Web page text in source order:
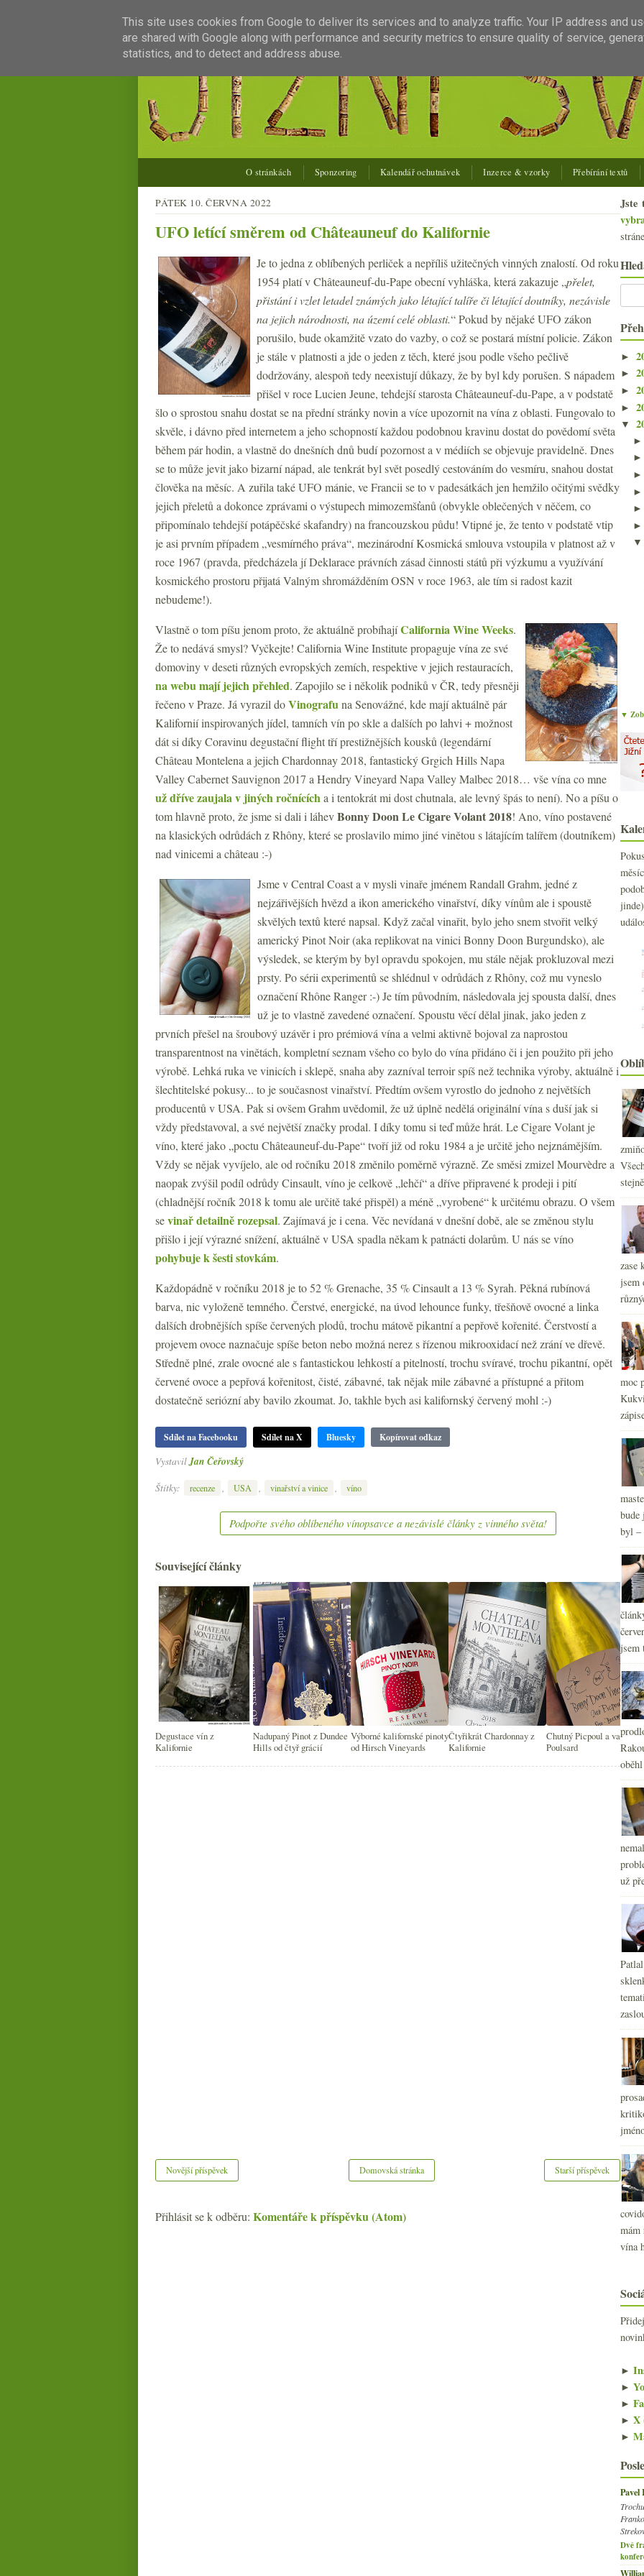
O stránkách Sponzoring Kalendář ochutnávek Inzerce & vzorky Přebírání textů
PÁTEK 10. ČERVNA 2022
UFO letící směrem od Châteauneuf do Kalifornie
Je to jedna z oblíbených perliček a nepříliš užitečných vinných znalostí. Od roku
1954 platí v Châteauneuf-du-Pape obecní vyhláška, která zakazuje „přelet,
přistání i vzlet letadel známých jako létající talíře či létající doutníky, nezávisle
na jejich národnosti, na území celé oblasti.“ Pokud by nějaké UFO zákon
porušilo, bude okamžitě vzato do vazby, o což se postará místní policie. Zákon
je stále v platnosti a jde o jeden z těch, které jsou podle všeho pečlivě
dodržovány, alespoň tedy neexistují důkazy, že by byl kdy porušen. S nápadem
přišel v roce Lucien Jeune, tehdejší starosta Châteauneuf-du-Pape, a v podstatě
šlo o sprostou snahu dostat se na přední stránky novin a více upozornit na vína z oblasti. Fungovalo to
skvěle, i dávno před internetem a jeho schopností každou podobnou kravinu dostat do povědomí světa
během pár hodin, a vlastně do dnešních dnů budí pozornost a v médiích se objevuje pravidelně. Dnes
se to může jevit jako bizarní nápad, ale tenkrát byl svět posedlý cestováním do vesmíru, snahou dostat
člověka na měsíc. A zuřila také UFO mánie, ve Francii se to v padesátkách jen hemžilo očitými svědky
jejich přeletů a dokonce zprávami o výstupech mimozemšťanů (obvykle oblečených v něčem, co
připomínalo tehdejší potápěčské skafandry) na francouzskou půdu! Vtipné je, že tento v podstatě vtip
je asi prvním případem „vesmírného práva“, mezinárodní Kosmická smlouva vstoupila v platnost až v
roce 1967 (pravda, předcházela jí Deklarace právních zásad činnosti států při výzkumu a využívání
kosmického prostoru přijatá Valným shromážděním OSN v roce 1963, ale tím si radost kazit
nebudeme!).
Vlastně o tom píšu jenom proto, že aktuálně probíhajíCalifornia Wine Weeks.
Že to nedává smysl? Vyčkejte! California Wine Institute propaguje vína ze své
domoviny v deseti různých evropských zemích, respektive v jejich restauracích,
na webu mají jejich přehled. Zapojilo se i několik podniků v ČR, tedy přesněji
řečeno v Praze. Já vyrazil doVinografuna Senovážné, kde mají aktuálně pár
Kalifornií inspirovaných jídel, tamních vín po skle a dalších po lahvi + možnost
dát si díky Coravinu degustační flight tří prestižnějších kousků (legendární
Château Montelena a jejich Chardonnay 2018, fantastický Grgich Hills Napa
Valley Cabernet Sauvignon 2017 a Hendry Vineyard Napa Valley Malbec 2018… vše vína co mne
už dříve zaujala v jiných ročnícícha i tentokrát mi dost chutnala, ale levný špás to není). No a píšu o
tom hlavně proto, že jsme si dali i láhevBonny Doon Le Cigare Volant 2018! Ano, víno postavené
na klasických odrůdách z Rhôny, které se proslavilo mimo jiné vinětou s látajícím talířem (doutníkem)
nad vinicemi a château :-)
Jsme v Central Coast a v mysli vinaře jménem Randall Grahm, jedné z
nejzářivějších hvězd a ikon amerického vinařství, díky vínům ale i spoustě
skvělých textů které napsal. Když začal vinařit, bylo jeho snem stvořit velký
americký Pinot Noir (aka replikovat na vinici Bonny Doon Burgundsko), ale
výsledek, se kterým by byl opravdu spokojen, mu stále nějak prokluzoval mezi
prsty. Po sérii experimentů se shlédnul v odrůdách z Rhôny, což mu vyneslo
označení Rhône Ranger :-) Je tím původním, následovala jej spousta další, dnes
už je to vlastně zavedené označení. Spoustu věcí dělal jinak, jako jeden z
prvních přešel na šroubový uzávěr i pro prémiová vína a velmi aktivně bojoval za naprostou
transparentnost na vinětách, kompletní seznam všeho co bylo do vína přidáno či i jen použito při jeho
výrobě. Lehká ruka ve vinicích i sklepě, snaha aby zazníval terroir spíš než technika výroby, aktuálně i
šlechtitelské pokusy... to je současnost vinařství. Předtím ovšem vyrostlo do jednoho z největších
producentů v USA. Pak si ovšem Grahm uvědomil, že už úplně nedělá originální vína s duší jak si
vždy představoval, a své největší značky prodal. I díky tomu si teď může hrát. Le Cigare Volant je
víno, které jako „poctu Châteauneuf-du-Pape“ tvoří již od roku 1984 a je určitě jeho nejznámějším.
Vždy se nějak vyvíjelo, ale od ročníku 2018 změnilo poměrně výrazně. Ze směsi zmizel Mourvèdre a
naopak zvýšil podíl odrůdy Cinsault, víno je celkově „lehčí“ a dříve připravené k prodeji i pití
(chladnější ročník 2018 k tomu ale určitě také přispěl) a méně „vyrobené“ k určitému obrazu. O všem
sevinař detailně rozepsal. Zajímavá je i cena. Věc nevídaná v dnešní době, ale se změnou stylu
přišlo i její výrazné snížení, aktuálně v USA spadla někam k patnácti dolarům. U nás se víno
pohybuje k šesti stovkám.
Každopádně v ročníku 2018 je to 52 % Grenache, 35 % Cinsault a 13 % Syrah. Pěkná rubínová
barva, nic vyloženě temného. Čerstvé, energické, na úvod lehounce funky, třešňově ovocné a linka
dalších drobnějších spíše červených plodů, trochu mátově pikantní a pepřově kořenité. Čerstvostí a
projevem ovoce naznačuje spíše beton nebo možná nerez s řízenou mikrooxidací než zrání ve dřevě.
Středně plné, zrale ovocné ale s fantastickou lehkostí a pitelností, trochu svíravé, trochu pikantní, opět
červené ovoce a pepřová kořenitost, čisté, zábavné, tak nějak mile zábavné a přístupné a přitom
dostatečně seriózní aby bavilo zkoumat. Jo, takhle bych asi kalifornský červený mohl :-)
Sdílet na Facebooku Sdílet na X Bluesky Kopírovat odkaz
VystavilJan Čeřovský
Štítky:
recenze USA vinařství a vinice víno
Podpořte svého oblíbeného vínopsavce a nezávislé články z vinného světa!
Související články
Degustace vín z
Kalifornie
Nadupaný Pinot z Dundee
Hills od čtyř grácií
Výborné kalifornské pinoty
od Hirsch Vineyards
Čtyřikrát Chardonnay z
Kalifornie
Chutný Picpoul a vadný
Poulsard
Novější příspěvek Starší příspěvek
Domovská stránka
Přihlásit se k odběru: Komentáře k příspěvku (Atom)
Jste
►
►
►
►
▼
►
►
►
►
►
►
►
►
►
►
►
▼
zase
jsem
moc
bude
byl –
jsem
už
mám
vína
►
►
►
► X
►
Pavel
Dvě
This site uses cookies from Google to deliver its services and to analyze traffic. Your IP address and
are shared with Google along with performance and security metrics to ensure quality of service,
statistics, and to detect and address abuse.